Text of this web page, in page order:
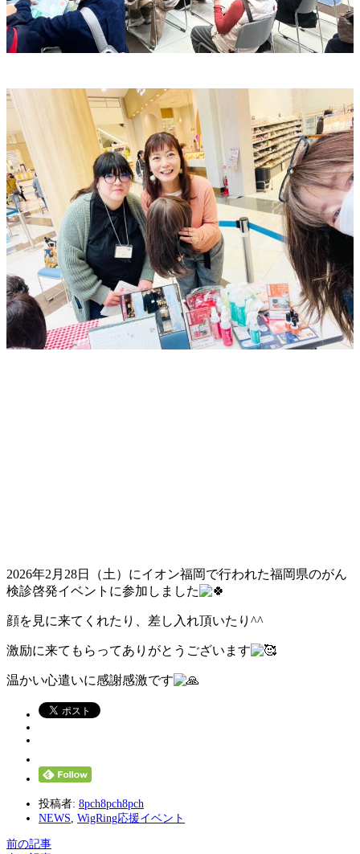
2026年2月28日（土）にイオン福岡で行われた福岡県のがん
検診啓発イベントに参加しました
顔を見に来てくれたり、差し入れ頂いたり^^
激励に来てもらってありがとうございます
温かい心遣いに感謝感激です
投稿者: 8pch8pch8pch
NEWS WigRing応援イベント
前の記事